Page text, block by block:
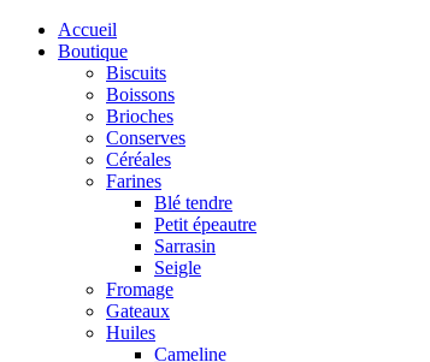
Accueil
Boutique
Biscuits
Boissons
Brioches
Conserves
Céréales
Farines
Blé tendre
Petit épeautre
Sarrasin
Seigle
Fromage
Gateaux
Huiles
Cameline